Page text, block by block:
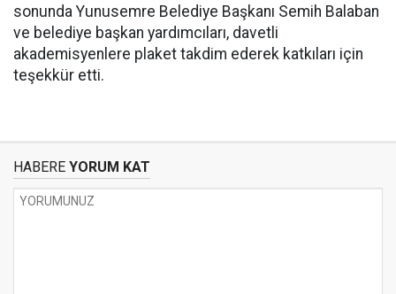
sonunda Yunusemre Belediye Başkanı Semih Balaban
ve belediye başkan yardımcıları, davetli
akademisyenlere plaket takdim ederek katkıları için
teşekkür etti.
HABERE YORUM KAT